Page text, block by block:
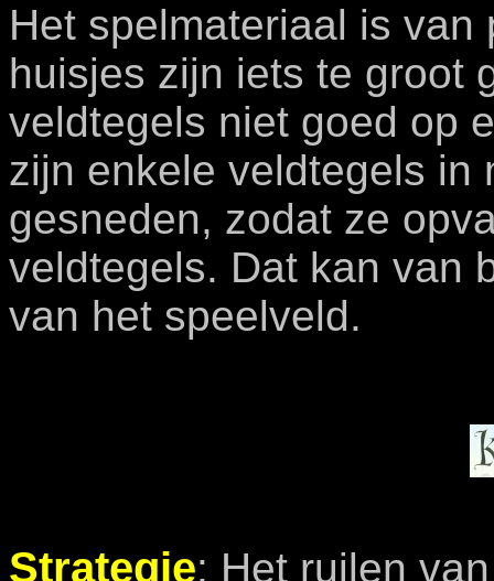
Het spelmateriaal is
huisjes zijn iets te groot
veldtegels niet goed op
zijn enkele veldtegels in
gesneden, zodat ze
veldtegels. Dat kan van
van het speelveld.
Strategie: Het ruilen